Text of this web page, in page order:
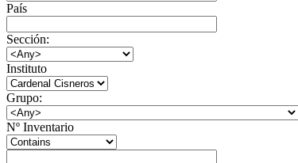
País
Sección:
Instituto
Grupo:
Nº Inventario